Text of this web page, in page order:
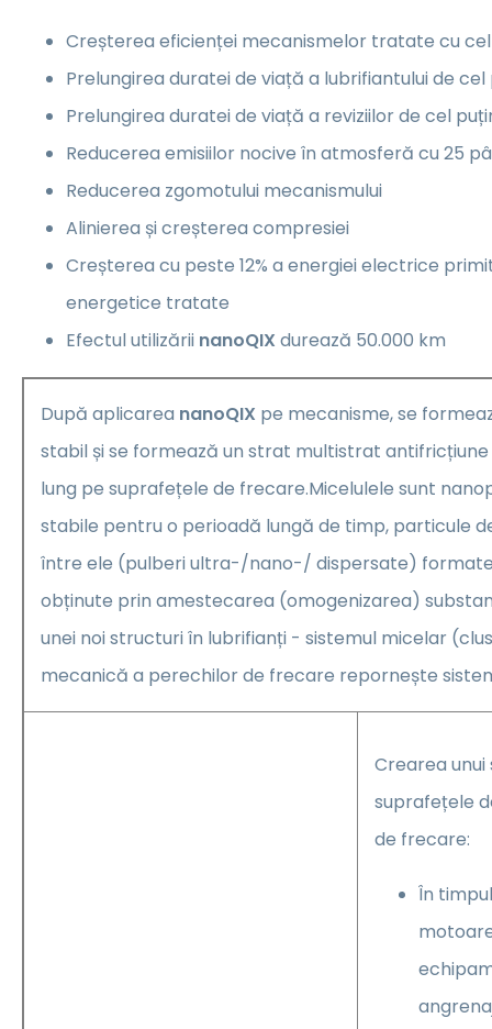
Creșterea eficienței mecanismelor tratate cu cel
Prelungirea duratei de viață a lubrifiantului de cel
Prelungirea duratei de viață a reviziilor de cel
Reducerea emisiilor nocive în atmosferă cu 25
Reducerea zgomotului mecanismului
Alinierea și creșterea compresiei
Creșterea cu peste 12% a energiei electrice
energetice tratate
Efectul utilizării nanoQIX durează 50.000 km
După aplicarea nanoQIX pe mecanisme, se
stabil și se formează un strat multistrat
lung pe suprafețele de frecare.Micelulele sunt
stabile pentru o perioadă lungă de timp, particule
între ele (pulberi ultra-/nano-/ dispersate) formate
obținute prin amestecarea (omogenizarea)
unei noi structuri în lubrifianți - sistemul micelar
mecanică a perechilor de frecare repornește
Crearea
suprafețele
de frecare:
În